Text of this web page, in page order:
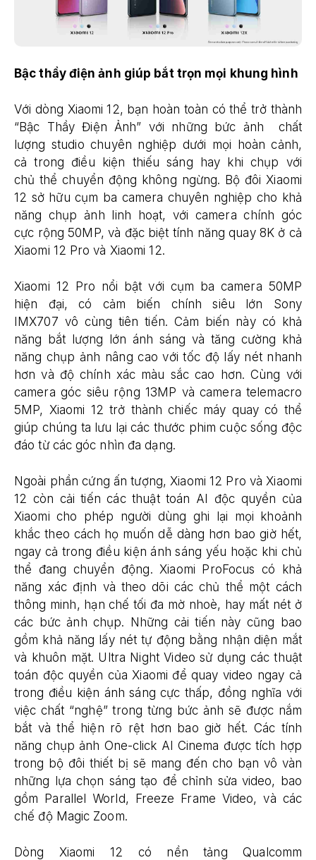
Bậc thầy điện ảnh giúp bắt trọn mọi khung hình
Với dòng Xiaomi 12, bạn hoàn toàn có thể trở thành
“Bậc Thầy Điện Ảnh” với những bức ảnh chất
lượng studio chuyên nghiệp dưới mọi hoàn cảnh,
cả trong điều kiện thiếu sáng hay khi chụp với
chủ thể chuyển động không ngừng. Bộ đôi Xiaomi
12 sở hữu cụm ba camera chuyên nghiệp cho khả
năng chụp ảnh linh hoạt, với camera chính góc
cực rộng 50MP, và đặc biệt tính năng quay 8K ở cả
Xiaomi 12 Pro và Xiaomi 12.
Xiaomi 12 Pro nổi bật với cụm ba camera 50MP
hiện đại, có cảm biến chính siêu lớn Sony
IMX707 vô cùng tiên tiến. Cảm biến này có khả
năng bắt lượng lớn ánh sáng và tăng cường khả
năng chụp ảnh nâng cao với tốc độ lấy nét nhanh
hơn và độ chính xác màu sắc cao hơn. Cùng với
camera góc siêu rộng 13MP và camera telemacro
5MP, Xiaomi 12 trở thành chiếc máy quay có thể
giúp chúng ta lưu lại các thước phim cuộc sống độc
đáo từ các góc nhìn đa dạng.
Ngoài phần cứng ấn tượng, Xiaomi 12 Pro và Xiaomi
12 còn cải tiến các thuật toán AI độc quyền của
Xiaomi cho phép người dùng ghi lại mọi khoảnh
khắc theo cách họ muốn dễ dàng hơn bao giờ hết,
ngay cả trong điều kiện ánh sáng yếu hoặc khi chủ
thể đang chuyển động. Xiaomi ProFocus có khả
năng xác định và theo dõi các chủ thể một cách
thông minh, hạn chế tối đa mờ nhoè, hay mất nét ở
các bức ảnh chụp. Những cải tiến này cũng bao
gồm khả năng lấy nét tự động bằng nhận diện mắt
và khuôn mặt. Ultra Night Video sử dụng các thuật
toán độc quyền của Xiaomi để quay video ngay cả
trong điều kiện ánh sáng cực thấp, đồng nghĩa với
việc chất “nghệ” trong từng bức ảnh sẽ được nắm
bắt và thể hiện rõ rệt hơn bao giờ hết. Các tính
năng chụp ảnh One-click AI Cinema được tích hợp
trong bộ đôi thiết bị sẽ mang đến cho bạn vô vàn
những lựa chọn sáng tạo để chỉnh sửa video, bao
gồm Parallel World, Freeze Frame Video, và các
chế độ Magic Zoom.
Dòng Xiaomi 12 có nền tảng Qualcomm